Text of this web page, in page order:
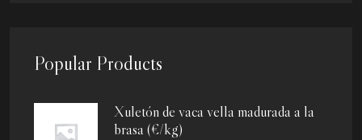
Popular Products
Xuletón de vaca vella madurada a la
brasa (€/kg)